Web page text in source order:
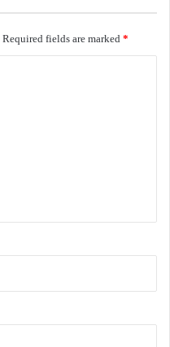
கவிதைகள்
வாசகசாலை
Required fields are marked *